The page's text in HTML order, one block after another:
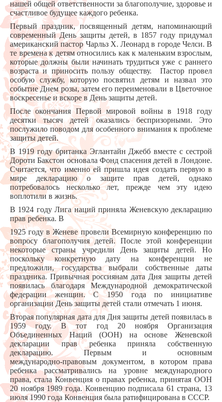
нашей общей ответственности за благополучие, здоровье и
счастливое будущее каждого ребенка.
Первый праздник, посвященный детям, напоминающий
современный День защиты детей, в 1857 году придумал
американский пастор Чарльз Х. Леонард в городе Челси. В
те времена к детям относились как к маленьким взрослым,
которые должны были начинать трудиться уже с раннего
возраста и приносить пользу обществу. Пастор провел
особую службу, которую посвятил детям и назвал это
событие Днем розы, затем его переименовали в Цветочное
воскресенье и вскоре в День защиты детей.
После окончания Первой мировой войны в 1918 году
десятки тысяч детей оказались беспризорными. Это
послужило поводом для особенного внимания к проблеме
защиты детей.
В 1919 году британка Эглантайн Джебб вместе с сестрой
Дороти Бакстон основала Фонд спасения детей в Лондоне.
Считается, что именно ей пришла идея создать первую в
мире декларацию о защите прав детей, однако
потребовалось несколько лет, прежде чем эту идею
воплотили в жизнь.
В 1924 году Лига наций приняла Женевскую декларацию
прав ребенка. В
1925 году в Женеве провели Всемирную конференцию по
вопросу благополучия детей. После этой конференции
некоторые страны учредили День защиты детей. Но
поскольку конкретную дату на конференции не
предложили, государства выбрали собственные даты
праздника. Привычная россиянам дата Дня защиты детей
появилась благодаря Международной демократической
федерации женщин. С 1950 года по инициативе
организации День защиты детей стали отмечать 1 июня.
Вторая популярная дата для Дня защиты детей появилась в
1959 году. В тот год 20 ноября Организация
Объединенных Наций (ООН) на основе Женевской
декларации прав ребенка приняла собственную
декларацию. Первым и основным
международно‑правовым документом, в котором права
ребенка рассматривались на уровне международного
права, стала Конвенция о правах ребенка, принятая ООН
20 ноября 1989 года. Конвенцию подписала 61 страна, 13
июля 1990 года Конвенция была ратифицирована в СССР.